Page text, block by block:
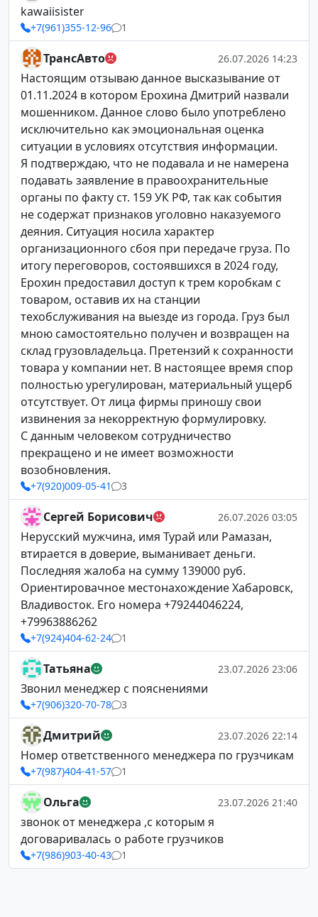
kawaiisister
+7(961)355-12-96 1
ТрансАвто 26.07.2026 14:23
Настоящим отзываю данное высказывание от
01.11.2024 в котором Ерохина Дмитрий назвали
мошенником. Данное слово было употреблено
исключительно как эмоциональная оценка
ситуации в условиях отсутствия информации.
Я подтверждаю, что не подавала и не намерена
подавать заявление в правоохранительные
органы по факту ст. 159 УК РФ, так как события
не содержат признаков уголовно наказуемого
деяния. Ситуация носила характер
организационного сбоя при передаче груза. По
итогу переговоров, состоявшихся в 2024 году,
Ерохин предоставил доступ к трем коробкам с
товаром, оставив их на станции
техобслуживания на выезде из города. Груз был
мною самостоятельно получен и возвращен на
склад грузовладельца. Претензий к сохранности
товара у компании нет. В настоящее время спор
полностью урегулирован, материальный ущерб
отсутствует. От лица фирмы приношу свои
извинения за некорректную формулировку.
С данным человеком сотрудничество
прекращено и не имеет возможности
возобновления.
+7(920)009-05-41 3
Сергей Борисович 26.07.2026 03:05
Нерусский мужчина, имя Турай или Рамазан,
втирается в доверие, выманивает деньги.
Последняя жалоба на сумму 139000 руб.
Ориентировачное местонахождение Хабаровск,
Владивосток. Его номера +79244046224,
+79963886262
+7(924)404-62-24 1
Татьяна 23.07.2026 23:06
Звонил менеджер с пояснениями
+7(906)320-70-78 3
Дмитрий 23.07.2026 22:14
Номер ответственного менеджера по грузчикам
+7(987)404-41-57 1
Ольга 23.07.2026 21:40
звонок от менеджера ,с которым я
договаривалась о работе грузчиков
+7(986)903-40-43 1